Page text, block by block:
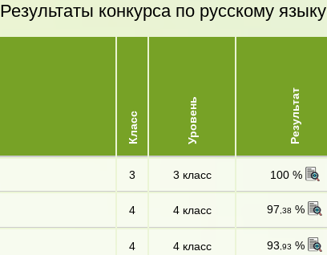
Результаты конкурса по русскому языку
Класс Уровень Результат
3 3 класс 100 %
4 4 класс 97 ,38 %
4 4 класс 93 ,93 %